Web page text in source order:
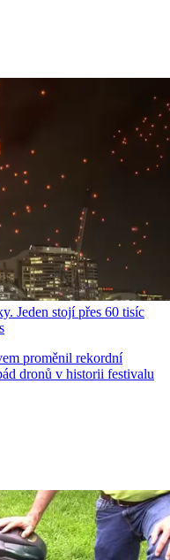
Jeden stojí přes 60 tisíc
proměnil rekordní
dronů v historii festivalu